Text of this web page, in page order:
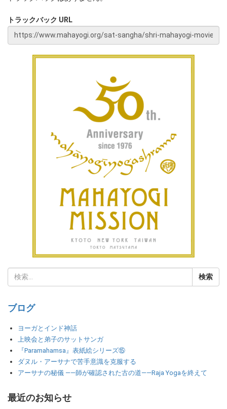
トラックバック URL
ブログ
ヨーガとインド神話
上映会と弟子のサットサンガ
『Paramahamsa』表紙絵シリーズ⑮
ダヌル・アーサナで苦手意識を克服する
アーサナの秘儀 ――師が確認された古の道――Raja Yogaを終えて
最近のお知らせ